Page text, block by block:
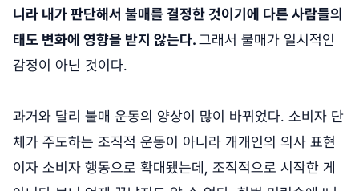
니라 내가 판단해서 불매를 결정한 것이기에 다른 사람들의
태도 변화에 영향을 받지 않는다.그래서 불매가 일시적인
감정이 아닌 것이다.
과거와 달리 불매 운동의 양상이 많이 바뀌었다. 소비자 단
체가 주도하는 조직적 운동이 아니라 개개인의 의사 표현
이자 소비자 행동으로 확대됐는데, 조직적으로 시작한 게